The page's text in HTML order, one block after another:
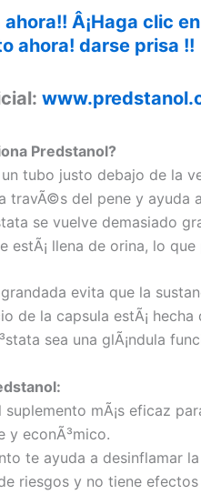
ahora!! Â¡Haga clic
ahora! darse prisa !!
Predstanol?
un tubo justo debajo de la
travÃ©s del pene y ayuda
se vuelve demasiado
estÃ¡ llena de orina, lo
evita que la
de la capsula estÃ¡
sea una glÃ¡ndula
suplemento mÃ¡s eficaz
y econÃ³mico.
te ayuda a desinflamar
riesgos y no tiene